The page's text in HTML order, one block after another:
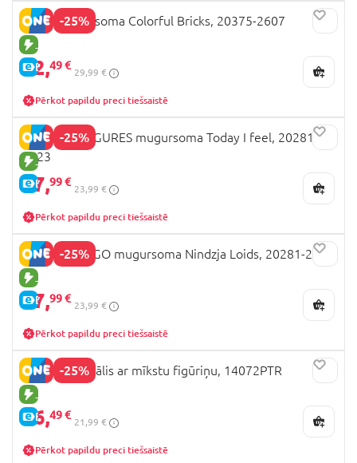
-25%
JAUNA PRECE
E-CENA
LEGO mugursoma Colorful Bricks, 20375-2607
22,49 €
29,99 €
Pērkot papildu preci tiešsaistē
-25%
JAUNA PRECE
E-CENA
LEGO MINIFIGURES mugursoma Today I feel, 20281-
2623
17,99 €
23,99 €
Pērkot papildu preci tiešsaistē
-25%
JAUNA PRECE
E-CENA
LEGO NINJAGO mugursoma Nindzja Loids, 20281-2524
17,99 €
23,99 €
Pērkot papildu preci tiešsaistē
-25%
JAUNA PRECE
E-CENA
KUROMI penālis ar mīkstu figūriņu, 14072PTR
16,49 €
21,99 €
Pērkot papildu preci tiešsaistē